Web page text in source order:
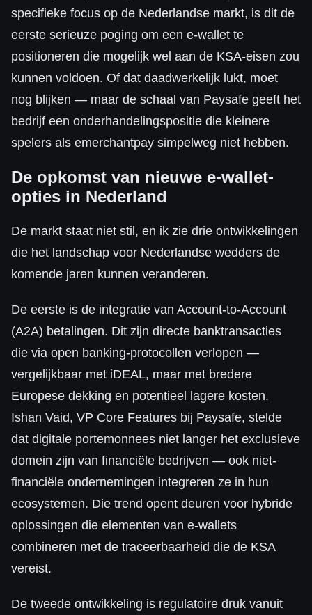
specifieke focus op de Nederlandse markt, is dit de
eerste serieuze poging om een e-wallet te
positioneren die mogelijk wel aan de KSA-eisen zou
kunnen voldoen. Of dat daadwerkelijk lukt, moet
nog blijken — maar de schaal van Paysafe geeft het
bedrijf een onderhandelingspositie die kleinere
spelers als emerchantpay simpelweg niet hebben.
De opkomst van nieuwe e-wallet-
opties in Nederland
De markt staat niet stil, en ik zie drie ontwikkelingen
die het landschap voor Nederlandse wedders de
komende jaren kunnen veranderen.
De eerste is de integratie van Account-to-Account
(A2A) betalingen. Dit zijn directe banktransacties
die via open banking-protocollen verlopen —
vergelijkbaar met iDEAL, maar met bredere
Europese dekking en potentieel lagere kosten.
Ishan Vaid, VP Core Features bij Paysafe, stelde
dat digitale portemonnees niet langer het exclusieve
domein zijn van financiële bedrijven — ook niet-
financiële ondernemingen integreren ze in hun
ecosystemen. Die trend opent deuren voor hybride
oplossingen die elementen van e-wallets
combineren met de traceerbaarheid die de KSA
vereist.
De tweede ontwikkeling is regulatoire druk vanuit